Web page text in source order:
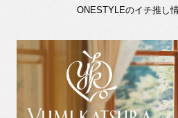
ONESTYLEのイチ推し